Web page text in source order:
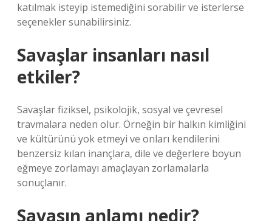
katılmak isteyip istemediğini sorabilir ve isterlerse
seçenekler sunabilirsiniz.
Savaşlar insanları nasıl
etkiler?
Savaşlar fiziksel, psikolojik, sosyal ve çevresel
travmalara neden olur. Örneğin bir halkın kimliğini
ve kültürünü yok etmeyi ve onları kendilerini
benzersiz kılan inançlara, dile ve değerlere boyun
eğmeye zorlamayı amaçlayan zorlamalarla
sonuçlanır.
Savasın anlamı nedir?